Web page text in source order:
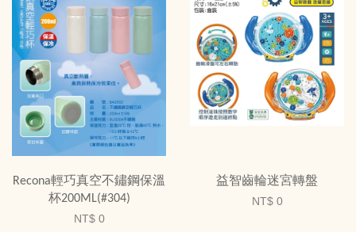
Recona輕巧真空不鏽鋼保溫
杯200ML(#304)
NT$ 0
益智齒輪迷宮轉盤
NT$ 0